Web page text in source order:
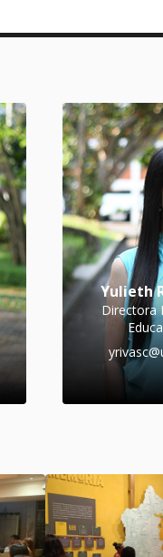
Yulieth
Directora